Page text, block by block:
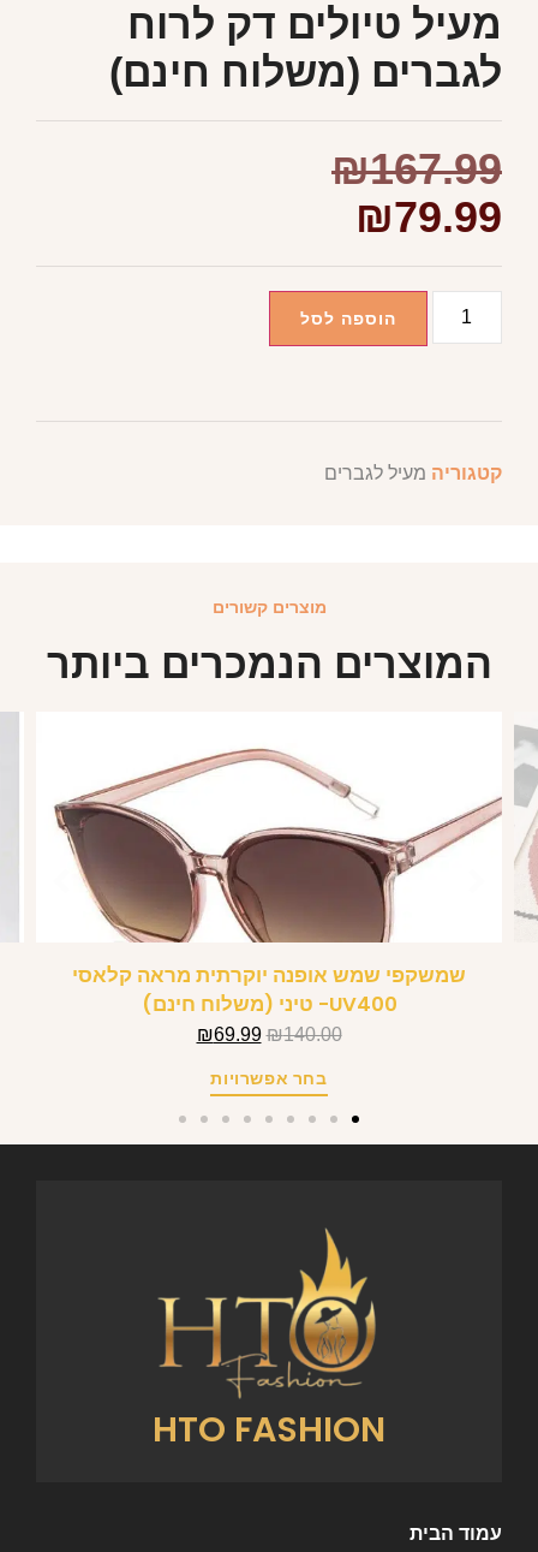
מעיל טיולים דק לרוח
לגברים (משלוח חינם)
₪167.99
₪79.99
הוספה לסל
קטגוריה מעיל לגברים
מוצרים קשורים
המוצרים הנמכרים ביותר
שמשקפי שמש אופנה יוקרתית מראה קלאסי
UV400- טיני (משלוח חינם)
₪140.00
₪69.99
בחר אפשרויות
HTO FASHION
עמוד הבית